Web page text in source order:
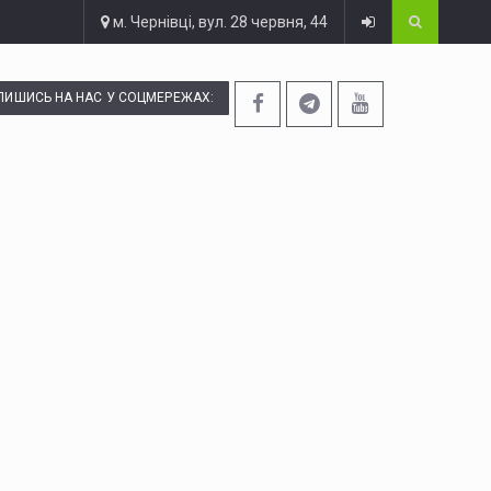
м. Чернівці, вул. 28 червня, 44
НА НАС У СОЦМЕРЕЖАХ: